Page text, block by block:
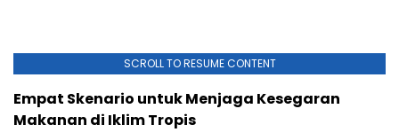
SCROLL TO RESUME CONTENT
Empat Skenario untuk Menjaga Kesegaran
Makanan di Iklim Tropis